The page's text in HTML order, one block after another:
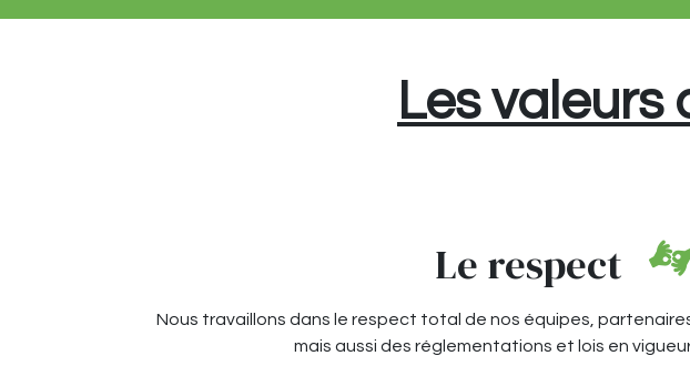
Les valeurs
Le respect
Nous travaillons dans le respect total de nos équipes,
mais aussi des réglementations et lois en